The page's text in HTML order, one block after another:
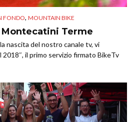
FONDO, MOUNTAIN BIKE
Montecatini Terme
nascita del nostro canale tv, vi
il primo servizio firmato BikeTv